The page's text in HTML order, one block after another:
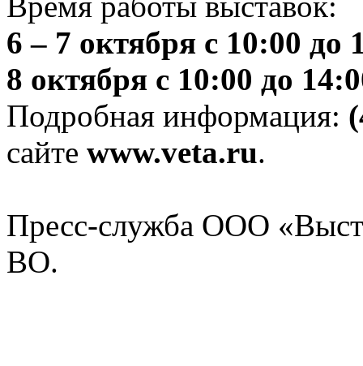
6 – 7 октября с 10:00 до
8 октября с 10:00 до
Подробная информация:
сайте www.veta.ru.
Пресс-служба ООО
ВО.